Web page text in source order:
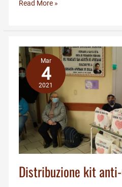
Una
signora
Mora
Read More »
Mar
4
2021
Distribuzione kit